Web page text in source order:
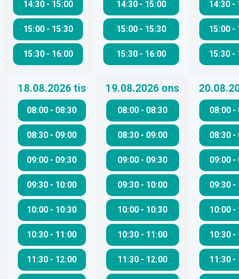
14:30 - 15:00
15:00 - 15:30
15:30 - 16:00
14:30 - 15:00
15:00 - 15:30
15:30 - 16:00
14:30-
15:00-
15:30-
18.08.2026 tis
08:00 - 08:30
08:30 - 09:00
09:00 - 09:30
09:30 - 10:00
10:00 - 10:30
10:30 - 11:00
11:30 - 12:00
19.08.2026 ons
08:00 - 08:30
08:30 - 09:00
09:00 - 09:30
09:30 - 10:00
10:00 - 10:30
10:30 - 11:00
11:30 - 12:00
08:00-
08:30-
09:00-
09:30-
10:00-
10:30-
11:30-